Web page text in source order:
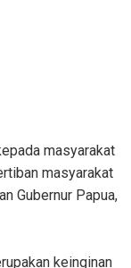
masyarakat
masyarakat
Gubernur Papua,
keinginan